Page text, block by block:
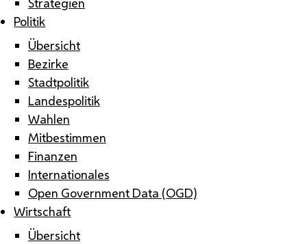
Politik
Übersicht
Bezirke
Stadtpolitik
Landespolitik
Wahlen
Mitbestimmen
Finanzen
Internationales
Open Government Data (OGD)
Wirtschaft
Übersicht